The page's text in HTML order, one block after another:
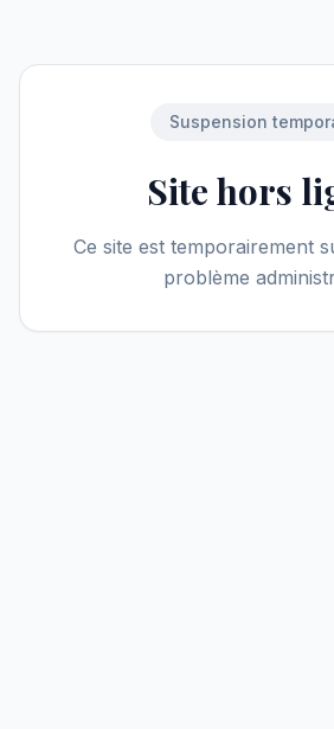
Suspension
Site hors
Ce site est temporairement
problème